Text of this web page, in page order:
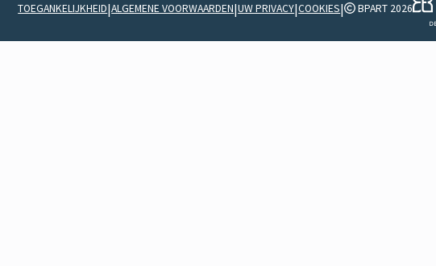
TOEGANKELIJKHEID|ALGEMENE VOORWAARDEN|UW PRIVACY|COOKIES| BPART 2026